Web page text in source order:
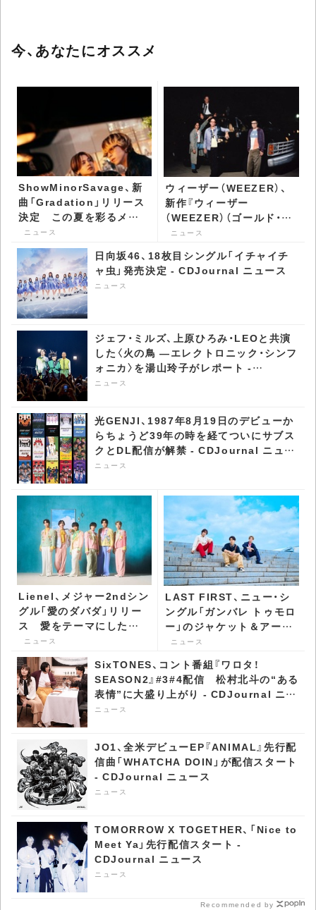
今、あなたにオススメ
ShowMinorSavage、新
曲「Gradation」リリース
決定 この夏を彩るメロ
ウな一曲 - CDJournal ニ
ュース
ニュース
ウィーザー（WEEZER）、
新作『ウィーザー
（WEEZER）（ゴールド・ア
ルバム）』を携え単独来日
ニュース
ニュース
日向坂46、18枚目シングル「イチャイチ
ャ虫」発売決定 - CDJournal ニュース
ニュース
ジェフ・ミルズ、上原ひろみ・LEOと共演
した〈火の鳥 ―エレクトロニック・シンフ
ォニカ〉を湯山玲子がレポート -
CDJournal ニュース
ニュース
光GENJI、1987年8月19日のデビューか
らちょうど39年の時を経てついにサブス
クとDL配信が解禁 - CDJournal ニュー
ス
ニュース
Lienel、メジャー2ndシン
グル「愛のダバダ」リリー
ス 愛をテーマにした情
熱のアイドル歌謡 -
CDJournal ニュース
ニュース
LAST FIRST、ニュー・シ
ングル「ガンバレ トゥモロ
ー」のジャケット＆アーテ
ィスト・ヴィジュアル公開
ニュース
SixTONES、コント番組『ワロタ！
SEASON2』#3#4配信 松村北斗の“ある
表情”に大盛り上がり - CDJournal ニュ
ース
ニュース
JO1、全米デビューEP『ANIMAL』先行配
信曲「WHATCHA DOIN」が配信スタート
- CDJournal ニュース
ニュース
TOMORROW X TOGETHER、「Nice to
Meet Ya」先行配信スタート -
CDJournal ニュース
ニュース
Recommended by